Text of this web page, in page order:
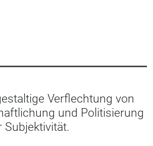
Verflechtung von
und Politisierung